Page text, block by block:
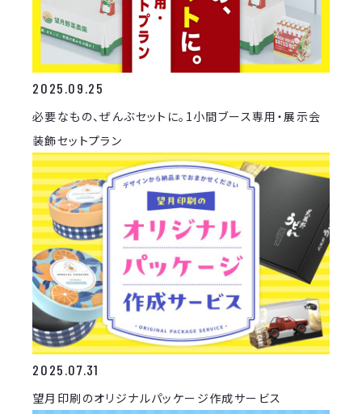
2025.09.25
必要なもの、ぜんぶセットに。1小間ブース専用・展示会
装飾セットプラン
2025.07.31
望月印刷のオリジナルパッケージ作成サービス